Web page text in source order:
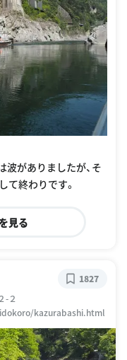
がありましたが、そ
て終わりです。
見る
-２
kazurabashi.html
1827